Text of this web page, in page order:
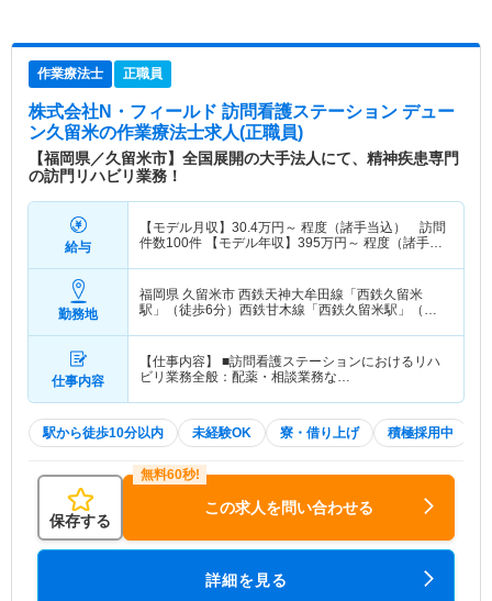
作業療法士 正職員
株式会社N・フィールド 訪問看護ステーション デュー
ン久留米の作業療法士求人(正職員)
【福岡県／久留米市】全国展開の大手法人にて、精神疾患専門
の訪門リハビリ業務！
給与
【モデル月収】 30.4万円～ 程度（諸手当込） 訪問
件数100件 【モデル年収】 395万円～ 程度（諸手当
勤務地
福岡県 久留米市 西鉄天神大牟田線「西鉄久留米
駅」（徒歩6分）西鉄甘木線「西鉄久留米駅」（徒
仕事内容
【仕事内容】 ■訪問看護ステーションにおけるリハ
ビリ業務全般：配薬・相談業務な…
駅から徒歩10分以内 未経験OK 寮・借り上げ 積極採用中
保存する
この求人を問い合わせる
詳細を見る